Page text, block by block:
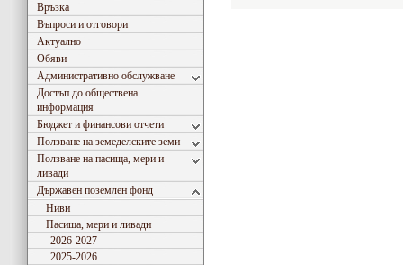
Връзка
Въпроси и отговори
Актуално
Обяви
Административно обслужване
Достъп до обществена
информация
Бюджет и финансови отчети
Ползване на земеделските земи
Ползване на пасища, мери и
ливади
Държавен поземлен фонд
Ниви
Пасища, мери и ливади
2026-2027
2025-2026